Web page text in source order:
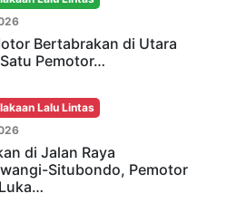
Bertabrakan di Utara
Pemotor…
Lalu Lintas
di Jalan Raya
Situbondo, Pemotor